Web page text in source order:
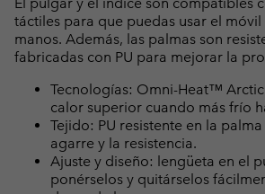
táctiles para que puedas usar el móvil
manos. Además, las palmas son
fabricadas con PU para mejorar la
Tecnologías: Omni-Heat™
calor superior cuando más frío
Tejido: PU resistente en la
agarre y la resistencia.
Ajuste y diseño: lengüeta en el
ponérselos y quitárselos